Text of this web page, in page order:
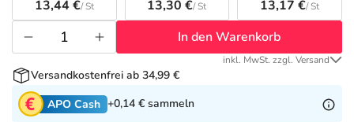
Tierapotheke
Vitamine & Mineralstoffe
Salus Deals
13,44 €/ St 13,30 €/ St 13,17 €/ St
In den Warenkorb
inkl. MwSt. zzgl. Versand
Versandkostenfrei ab 34,99 €
APO Cash +0,14 € sammeln